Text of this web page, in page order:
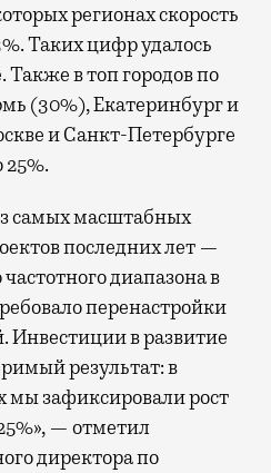
регионах скорость
Таких цифр удалось
Также в топ городов по
(30%), Екатеринбург и
и Санкт-Петербурге
самых масштабных
последних лет —
диапазона в
перенастройки
Инвестиции в развитие
результат: в
мы зафиксировали рост
— отметил
директора по